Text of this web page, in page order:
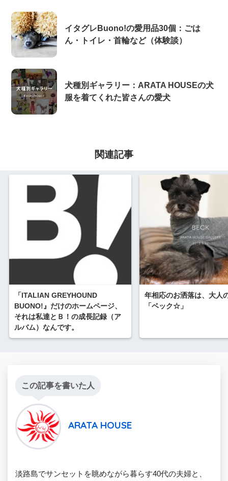
イタグレBuono!の愛用品30個：ごは
ん・トイレ・首輪など（体験談）
犬種別ギャラリー：ARATA HOUSEの犬
服を着てくれた皆さんの愛犬
関連記事
「ITALIAN GREYHOUND
BUONO!』だけのホームページ、
それは私達とＢ！の成長記録（ア
ルバム）なんです。
年相応のお洒落は、大人
「ベック☆」
この記事を書いた人
ARATA HOUSE
淡路島でサンセットを眺めながら暮らす40代の夫婦と、